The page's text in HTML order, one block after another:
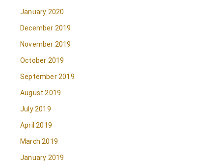
January 2020
December 2019
November 2019
October 2019
September 2019
August 2019
July 2019
April 2019
March 2019
January 2019